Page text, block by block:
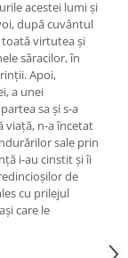
acestei lumi şi
după cuvântul
toată virtutea şi
săracilor, în
Apoi,
a unei
sa şi s-a
viaţă, n-a încetat
sale prin
i-au cinstit şi îi
de
cu prilejul
care le